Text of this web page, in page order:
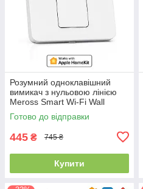
Розумний одноклавішний
вимикач з нульовою лінією
Meross Smart Wi-Fi Wall
Switch EU (MSS510X)
Готово до відправки
445 ₴ 745 ₴
Купити